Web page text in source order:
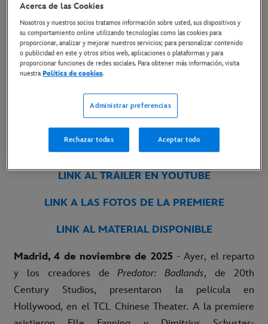
PREMIERE MUNDIAL EN
HOLLYWOOD
5 de noviembre de 2025
La última entrega de la franquicia Predator
Universe, que amplía el universo de la saga, se
estrena en IMAX y en salas premium de todo el
mundo el 7 de noviembre.
LINK AL TRÁILER EN YOUTUBE
LINK A LAS FOTOS DE LA PREMIERE
LINK AL MATERIAL DISPONIBLE
Madrid, 4 de noviembre de 2025 - Ayer, el reparto
y los creadores dePredator: Badlands, de 20th
Century Studios, presentaron la película en
Hollywood, en el TCL Chinese Theater. A la premiere
Acerca de las Cookies
Nosotros y nuestros socios tratamos información sobre usted, sus dispositivos y
su comportamiento online utilizando tecnologías como las cookies para
proporcionar, analizar y mejorar nuestros servicios; para personalizar contenido
o publicidad en este y otros sitios web, aplicaciones o plataformas y para
proporcionar funciones de redes sociales. Para obtener más información, visita
nuestraPolítica de cookies.
Administrar preferencias
Rechazar todas Aceptar todo